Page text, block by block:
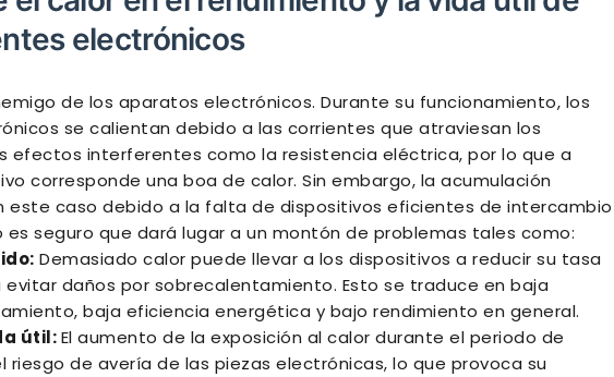
electrónicos
de los aparatos electrónicos. Durante su funcionamiento, los
se calientan debido a las corrientes que atraviesan los
efectos interferentes como la resistencia eléctrica, por lo que a
corresponde una boa de calor. Sin embargo, la acumulación
este caso debido a la falta de dispositivos eficientes de intercambio
seguro que dará lugar a un montón de problemas tales como:
Demasiado calor puede llevar a los dispositivos a reducir su tasa
daños por sobrecalentamiento. Esto se traduce en baja
baja eficiencia energética y bajo rendimiento en general.
útil:El aumento de la exposición al calor durante el periodo de
riesgo de avería de las piezas electrónicas, lo que provoca su